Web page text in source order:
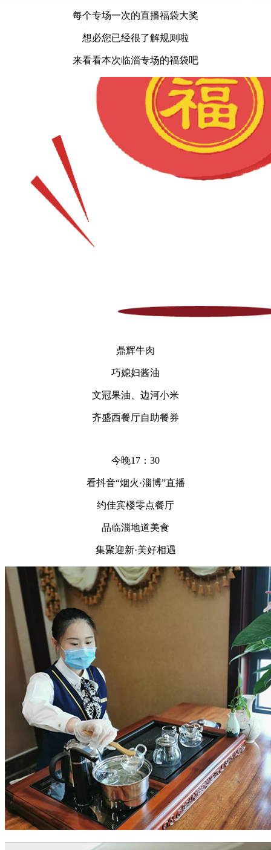
每个专场一次的直播福袋大奖
想必您已经很了解规则啦
来看看本次临淄专场的福袋吧
鼎辉牛肉
巧媳妇酱油
文冠果油、边河小米
齐盛西餐厅自助餐券
今晚17：30
看抖音“烟火·淄博”直播
约佳宾楼零点餐厅
品临淄地道美食
集聚迎新·美好相遇